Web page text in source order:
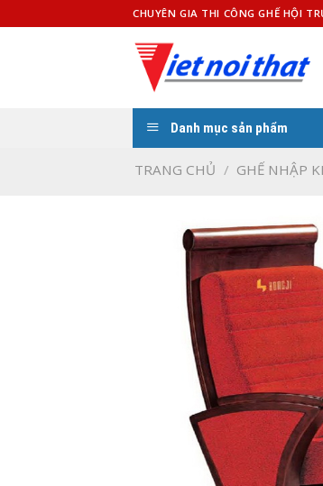
qua
CHUYÊN GIA THI CÔNG GHẾ HỘI
Danh mục sản phẩm
TRANG CHỦ / GHẾ NHẬP